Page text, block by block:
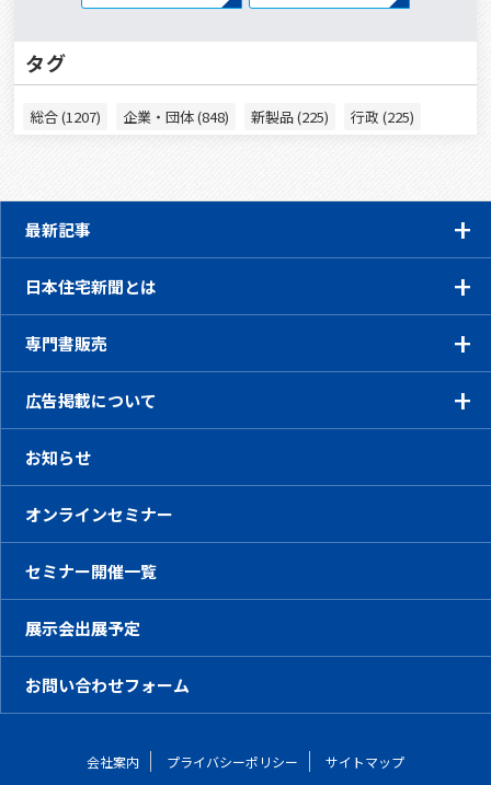
タグ
総合 (1207) 企業・団体 (848) 新製品 (225) 行政 (225)
最新記事
日本住宅新聞とは
専門書販売
広告掲載について
お知らせ
オンラインセミナー
セミナー開催一覧
展示会出展予定
お問い合わせフォーム
会社案内 プライバシーポリシー サイトマップ